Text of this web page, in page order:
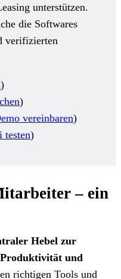
unterstützen.
die Softwares
verifizierten
)
)
vereinbaren)
testen)
– ein
Hebel zur
und
richtigen Tools und